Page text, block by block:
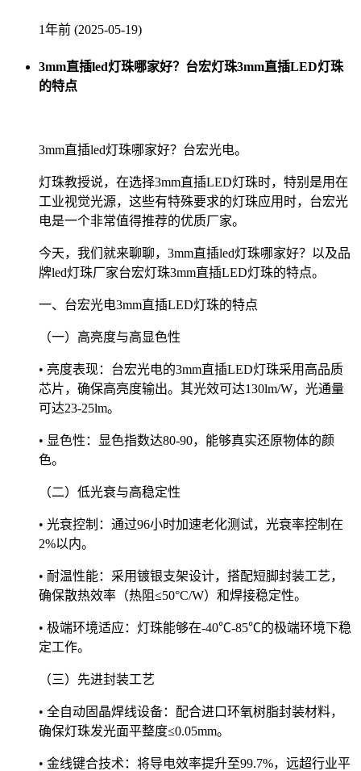
1年前 (2025-05-19)
3mm直插led灯珠哪家好？台宏灯珠3mm直插LED灯珠
的特点
3mm直插led灯珠哪家好？台宏光电。
灯珠教授说，在选择3mm直插LED灯珠时，特别是用在
工业视觉光源，这些有特殊要求的灯珠应用时，台宏光
电是一个非常值得推荐的优质厂家。
今天，我们就来聊聊，3mm直插led灯珠哪家好？以及品
牌led灯珠厂家台宏灯珠3mm直插LED灯珠的特点。
一、台宏光电3mm直插LED灯珠的特点
（一）高亮度与高显色性
• 亮度表现：台宏光电的3mm直插LED灯珠采用高品质
芯片，确保高亮度输出。其光效可达130lm/W，光通量
可达23-25lm。
• 显色性：显色指数达80-90，能够真实还原物体的颜
色。
（二）低光衰与高稳定性
• 光衰控制：通过96小时加速老化测试，光衰率控制在
2%以内。
• 耐温性能：采用镀银支架设计，搭配短脚封装工艺，
确保散热效率（热阻≤50°C/W）和焊接稳定性。
• 极端环境适应：灯珠能够在-40℃-85℃的极端环境下稳
定工作。
（三）先进封装工艺
• 全自动固晶焊线设备：配合进口环氧树脂封装材料，
确保灯珠发光面平整度≤0.05mm。
• 金线键合技术：将导电效率提升至99.7%，远超行业平